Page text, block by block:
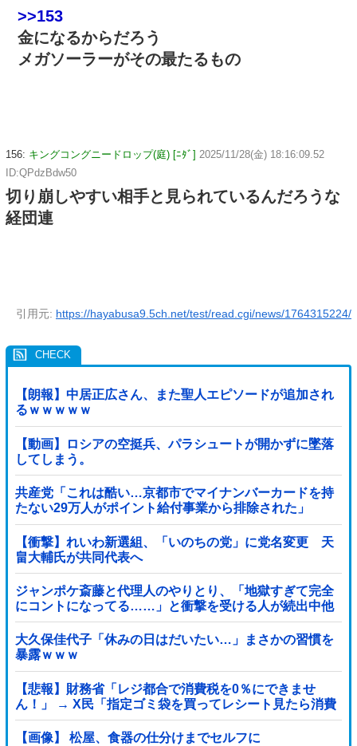
>>153
金になるからだろう
メガソーラーがその最たるもの
156: キングコングニードロップ(庭) [ﾆﾀﾞ] 2025/11/28(金) 18:16:09.52
ID:QPdzBdw50
切り崩しやすい相手と見られているんだろうな
経団連
引用元: https://hayabusa9.5ch.net/test/read.cgi/news/1764315224/
【朗報】中居正広さん、また聖人エピソードが追加され
るｗｗｗｗｗ
【動画】ロシアの空挺兵、パラシュートが開かずに墜落
してしまう。
共産党「これは酷い…京都市でマイナンバーカードを持
たない29万人がポイント給付事業から排除された」
【衝撃】れいわ新選組、「いのちの党」に党名変更 天
畠大輔氏が共同代表へ
ジャンポケ斎藤と代理人のやりとり、「地獄すぎて完全
にコントになってる……」と衝撃を受ける人が続出中他
大久保佳代子「休みの日はだいたい…」まさかの習慣を
暴露ｗｗｗ
【悲報】財務省「レジ都合で消費税を0％にできませ
ん！」 → X民「指定ゴミ袋を買ってレシート見たら消費
税はゼロになるんだけど？」ｗｗｗｗｗｗｗｗｗｗｗｗ
ｗｗ
【画像】 松屋、食器の仕分けまでセルフに